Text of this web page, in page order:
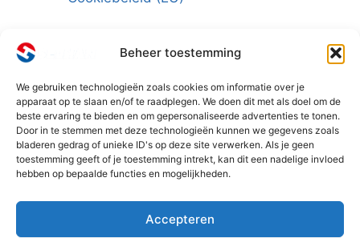
Beheer toestemming
We gebruiken technologieën zoals cookies om informatie over je
apparaat op te slaan en/of te raadplegen. We doen dit met als doel om de
beste ervaring te bieden en om gepersonaliseerde advertenties te tonen.
Door in te stemmen met deze technologieën kunnen we gegevens zoals
bladeren gedrag of unieke ID's op deze site verwerken. Als je geen
toestemming geeft of je toestemming intrekt, kan dit een nadelige invloed
hebben op bepaalde functies en mogelijkheden.
Accepteren
Schrijf u in voor de nieuwsbrief:
E-mailadres*